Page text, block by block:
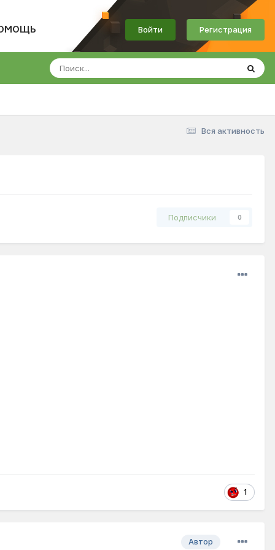
Войти Регистрация
Вся активность
Подписчики 0
1
Автор